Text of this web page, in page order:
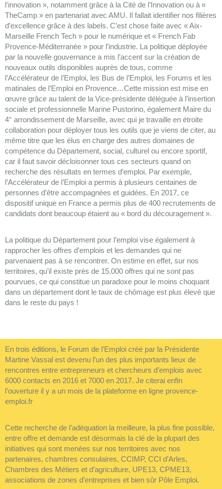
l’innovation », notamment grâce à la Cité de l’Innovation ou à «
TheCamp » en partenariat avec AMU. Il fallait identifier nos filières
d’excellence grâce à des labels. C’est chose faite avec « Aix-
Marseille French Tech » pour le numérique et « French Fab
Provence-Méditerranée » pour l’industrie. La politique déployée
par la nouvelle gouvernance a mis l’accent sur la création de
nouveaux outils disponibles auprès de tous, comme
l’Accélérateur de l’Emploi, les Bus de l’Emploi, les Forums et les
matinales de l’Emploi en Provence…Cette mission est mise en
œuvre grâce au talent de la Vice-présidente déléguée à l’insertion
sociale et professionnelle Marine Pustorino, également Maire du
4° arrondissement de Marseille, avec qui je travaille en étroite
collaboration pour déployer tous les outils que je viens de citer, au
même titre que les élus en charge des autres domaines de
compétence du Département, social, culturel ou encore sportif,
car il faut savoir décloisonner tous ces secteurs quand on
recherche des résultats en termes d’emploi. Par exemple,
l’Accélérateur de l’Emploi a permis à plusieurs centaines de
personnes d’être accompagnées et guidées. En 2017, ce
dispositif unique en France a permis plus de 400 recrutements de
candidats dont beaucoup étaient au « bord du découragement ».
La politique du Département pour l’emploi vise également à
rapprocher les offres d’emplois et les demandes qui ne
parvenaient pas à se rencontrer. On estime en effet, sur nos
territoires, qu’il existe près de 15.000 offres qui ne sont pas
pourvues, ce qui constitue un paradoxe pour le moins choquant
dans un département dont le taux de chômage est plus élevé que
dans le reste du pays !
En trois éditions, le Forum de l’Emploi créé par la Présidente
Martine Vassal est devenu l’un des plus importants lieux de
rencontres entre entrepreneurs et chercheurs d’emplois avec
6000 contacts en 2016 et 7000 en 2017. Je citerai enfin
l’ouverture il y a un mois de la plateforme en ligne provence-
emploi.fr
Cette recherche de l’adéquation la meilleure, la plus fine possible,
entre offre et demande est désormais la clé de la plupart des
initiatives qui sont menées sur nos territoires avec nos
partenaires, chambres consulaires, CCIMP, CCI d’Arles,
Chambres des Métiers et d’agriculture, UPE13, CPME13,
associations de zones d’entreprises et bien sûr Pôle Emploi.